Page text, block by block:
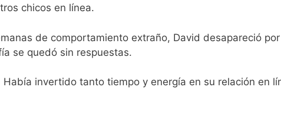
chicos en línea.
de comportamiento extraño, David desapareció
se quedó sin respuestas.
invertido tanto tiempo y energía en su relación en